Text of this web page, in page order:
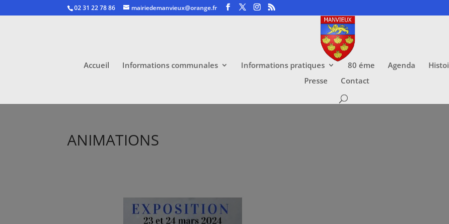
02 31 22 78 86 mairiedemanvieux@orange.fr
Accueil Informations communales Informations pratiques 80 éme Agenda
Presse
Contact
ANIMATIONS